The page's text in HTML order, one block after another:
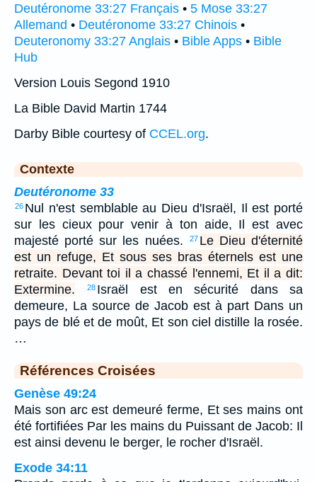
Deutéronome 33:27 Français • 5 Mose 33:27
Allemand • Deutéronome 33:27 Chinois •
Deuteronomy 33:27 Anglais • Bible Apps • Bible
Hub
Version Louis Segond 1910
La Bible David Martin 1744
Darby Bible courtesy of CCEL.org.
Contexte
Deutéronome 33
26 Nul n'est semblable au Dieu d'Israël, Il est porté
sur les cieux pour venir à ton aide, Il est avec
majesté porté sur les nuées.
27 Le Dieu d'éternité
est un refuge, Et sous ses bras éternels est une
retraite. Devant toi il a chassé l'ennemi, Et il a dit:
Extermine.
28 Israël est en sécurité dans sa
demeure, La source de Jacob est à part Dans un
pays de blé et de moût, Et son ciel distille la rosée.
…
Références Croisées
Genèse 49:24
Mais son arc est demeuré ferme, Et ses mains ont
été fortifiées Par les mains du Puissant de Jacob: Il
est ainsi devenu le berger, le rocher d'Israël.
Exode 34:11